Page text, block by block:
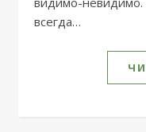
всегда…